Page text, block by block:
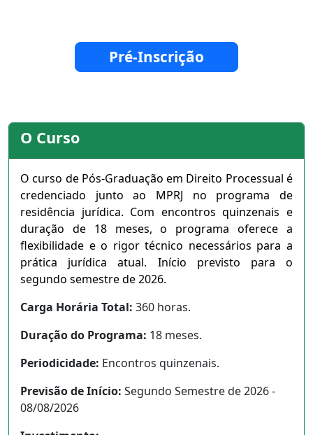
Pré-Inscrição
O Curso
O curso de Pós-Graduação em Direito Processual é
credenciado junto ao MPRJ no programa de
residência jurídica. Com encontros quinzenais e
duração de 18 meses, o programa oferece a
flexibilidade e o rigor técnico necessários para a
prática jurídica atual. Início previsto para o
segundo semestre de 2026.
Carga Horária Total: 360 horas.
Duração do Programa: 18 meses.
Periodicidade: Encontros quinzenais.
Previsão de Início: Segundo Semestre de 2026 -
08/08/2026